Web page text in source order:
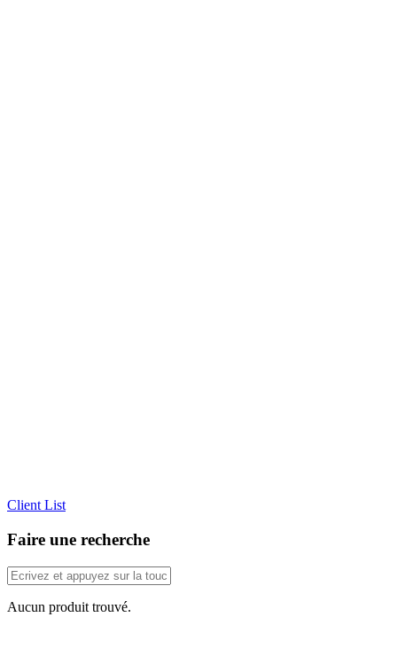
Client List
Faire une recherche
Aucun produit trouvé.